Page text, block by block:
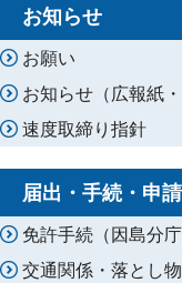
お知らせ
お願い
お知らせ（広報紙
速度取締り指針
届出・手続・申請
免許手続（因島分庁
交通関係・落とし物